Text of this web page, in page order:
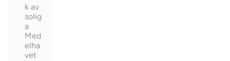
k av
solig
a
Med
elha
vet